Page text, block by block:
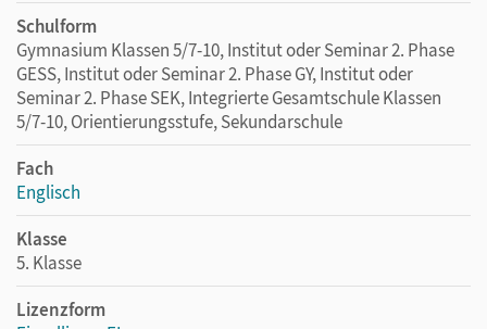
Schulform
Gymnasium Klassen 5/7-10, Institut oder Seminar 2. Phase
GESS, Institut oder Seminar 2. Phase GY, Institut oder
Seminar 2. Phase SEK, Integrierte Gesamtschule Klassen
5/7-10, Orientierungsstufe, Sekundarschule
Fach
Englisch
Klasse
5. Klasse
Lizenzform